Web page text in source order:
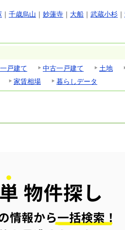
｜ 千歳烏山 ｜ 妙蓮寺 ｜ 大船 ｜ 武蔵小杉 ｜
戸建て 中古一戸建て 土地
家賃相場 暮らしデータ